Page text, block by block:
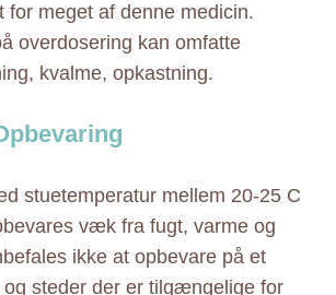
for meget af denne medicin.
overdosering kan omfatte
kvalme, opkastning.
stuetemperatur mellem 20-25 C
væk fra fugt, varme og
ikke at opbevare på et
steder der er tilgængelige for